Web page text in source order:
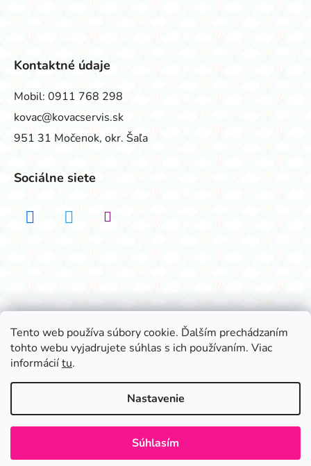
Tento web používa súbory cookie. Ďalším prechádzaním
tohto webu vyjadrujete súhlas s ich používaním. Viac
informáciítu.
Nastavenie
Súhlasím
Kontaktné údaje
Mobil: 0911 768 298
kovac@kovacservis.sk
951 31 Močenok, okr. Šaľa
Sociálne siete
vyhradené.